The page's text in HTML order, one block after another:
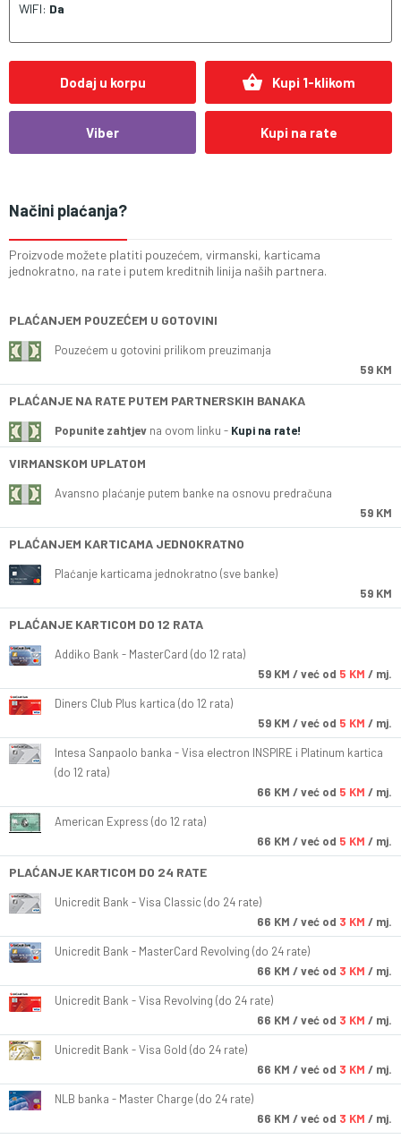
WIFI: Da
Dodaj u korpu shopping_basket Kupi 1-klikom
Viber Kupi na rate
Načini plaćanja?
Proizvode možete platiti pouzećem, virmanski, karticama
jednokratno, na rate i putem kreditnih linija naših partnera.
PLAĆANJEM POUZEĆEM U GOTOVINI
Pouzećem u gotovini prilikom preuzimanja
59 KM
PLAĆANJE NA RATE PUTEM PARTNERSKIH BANAKA
Popunite zahtjev na ovom linku - Kupi na rate!
VIRMANSKOM UPLATOM
Avansno plaćanje putem banke na osnovu predračuna
59 KM
PLAĆANJEM KARTICAMA JEDNOKRATNO
Plaćanje karticama jednokratno (sve banke)
59 KM
PLAĆANJE KARTICOM DO 12 RATA
Addiko Bank - MasterCard (do 12 rata)
59 KM / već od 5 KM / mj.
Diners Club Plus kartica (do 12 rata)
59 KM / već od 5 KM / mj.
Intesa Sanpaolo banka - Visa electron INSPIRE i Platinum kartica
(do 12 rata)
66 KM / već od 5 KM / mj.
American Express (do 12 rata)
66 KM / već od 5 KM / mj.
PLAĆANJE KARTICOM DO 24 RATE
Unicredit Bank - Visa Classic (do 24 rate)
66 KM / već od 3 KM / mj.
Unicredit Bank - MasterCard Revolving (do 24 rate)
66 KM / već od 3 KM / mj.
Unicredit Bank - Visa Revolving (do 24 rate)
66 KM / već od 3 KM / mj.
Unicredit Bank - Visa Gold (do 24 rate)
66 KM / već od 3 KM / mj.
NLB banka - Master Charge (do 24 rate)
66 KM / već od 3 KM / mj.